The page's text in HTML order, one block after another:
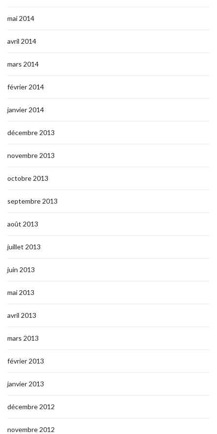
mai 2014
avril 2014
mars 2014
février 2014
janvier 2014
décembre 2013
novembre 2013
octobre 2013
septembre 2013
août 2013
juillet 2013
juin 2013
mai 2013
avril 2013
mars 2013
février 2013
janvier 2013
décembre 2012
novembre 2012